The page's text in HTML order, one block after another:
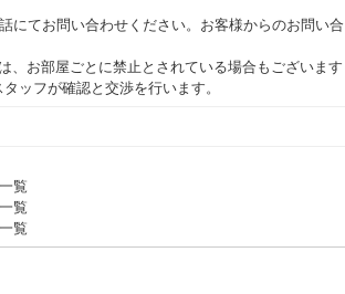
にてお問い合わせください。お客様からのお問い合
、お部屋ごとに禁止とされている場合もございます
ッフが確認と交渉を行います。
覧
覧
覧